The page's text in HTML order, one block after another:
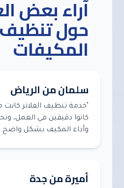
آراء بعض
حول تنظيف
المكيفات
سلمان من الرياض
"خدمة تنظيف الفلاتر كانت
كانوا دقيقين في العمل،
وأداء المكيف بشكل واضح."
أميرة من جدة